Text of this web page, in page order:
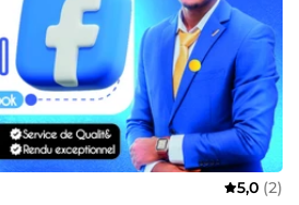
5,0 (2)